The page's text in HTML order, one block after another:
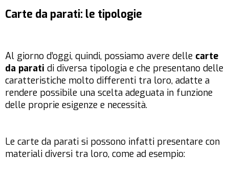
Carte da parati: le tipologie
Al giorno d’oggi, quindi, possiamo avere delle carte
da parati di diversa tipologia e che presentano delle
caratteristiche molto differenti tra loro, adatte a
rendere possibile una scelta adeguata in funzione
delle proprie esigenze e necessità.
Le carte da parati si possono infatti presentare con
materiali diversi tra loro, come ad esempio: